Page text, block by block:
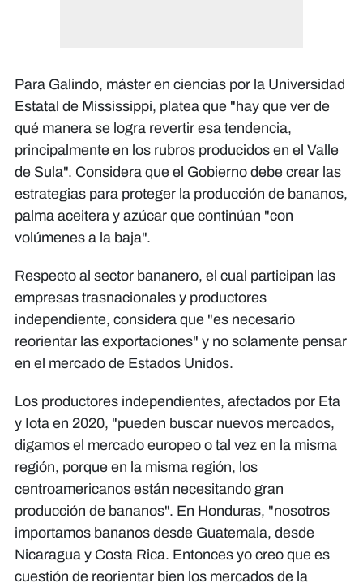
Para Galindo, máster en ciencias por la Universidad
Estatal de Mississippi, platea que "hay que ver de
qué manera se logra revertir esa tendencia,
principalmente en los rubros producidos en el Valle
de Sula". Considera que el Gobierno debe crear las
estrategias para proteger la producción de bananos,
palma aceitera y azúcar que continúan "con
volúmenes a la baja".
Respecto al sector bananero, el cual participan las
empresas trasnacionales y productores
independiente, considera que "es necesario
reorientar las exportaciones" y no solamente pensar
en el mercado de Estados Unidos.
Los productores independientes, afectados por Eta
y Iota en 2020, "pueden buscar nuevos mercados,
digamos el mercado europeo o tal vez en la misma
región, porque en la misma región, los
centroamericanos están necesitando gran
producción de bananos". En Honduras, "nosotros
importamos bananos desde Guatemala, desde
Nicaragua y Costa Rica. Entonces yo creo que es
cuestión de reorientar bien los mercados de la